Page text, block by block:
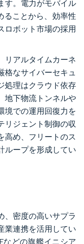
す。電力がモバイル
ることから、効率性
ロボット市場の採用
リアルタイムカーネ
格なサイバーセキュ
処理はクラウド依存
地下物流トンネルや
境での運用回復力を
リジェント制御の収
高め、フリートのス
ループを形成してい
、密度の高いサプラ
業連携を活用してい
などの旗艦イニシア